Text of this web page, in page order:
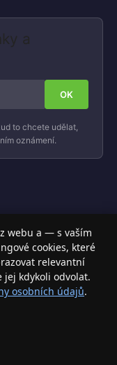
a
to chcete udělat,
oznámení.
příslušenstvím a
webu a — s vaším
cookies, které
relevantní
jej kdykoli odvolat.
osobních údajů.